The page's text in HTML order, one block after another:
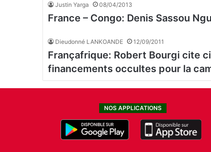
Justin Yarga 08/04/2013
France – Congo: Denis Sassou
Dieudonné LANKOANDE 12/09/2011
Françafrique: Robert Bourgi cite
financements occultes pour la
NOS APPLICATIONS